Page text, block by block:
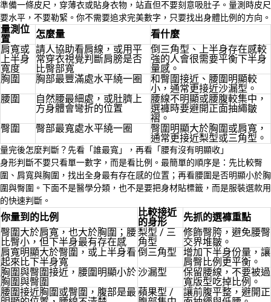
準備一條皮尺，穿薄衣或貼身衣物，站直但不要刻意吸肚子。量測時皮尺
要水平，不要勒緊。你不需要追求完美數字，只要找出身體比例的方向。
量測位
置
怎麼量
看什麼
肩寬或
上半身
寬度
請人協助看肩線，或用平
常穿衣視覺判斷肩膀是否
比臀部寬
倒三角型、上半身存在感較
強的人會很需要平衡下半身
量感。
胸圍
胸部最豐滿處水平繞一圈
和臀圍接近、腰圍明顯較
小，通常更接近沙漏型。
腰圍
自然腰最細處，或肚臍上
方身體會彎折的位置
腰線不明顯或腰腹較集中，
選褲時要避開正面抽繩皺
褶。
臀圍
臀部最寬處水平繞一圈
臀圍明顯大於胸圍或肩寬，
通常更接近梨型或三角型。
量完後怎麼判斷？先看「誰最寬」，再看「腰有沒有明顯收」
身形判斷不要只看單一數字，而是看比例。最簡單的順序是：先比較臀
圍、肩寬與胸圍，找出全身最有存在感的位置；再看腰圍是否明顯小於胸
圍與臀圍。下面不是醫學分類，也不是要把身材貼標籤，而是服裝選款用
的快速判斷。
你量到的比例
比較接近
的身形
先抓的選褲重點
臀圍大於肩寬，也大於胸圍；腰
比臀小，但下半身最有存在感
梨型 / 三
角型
修飾臀胯，避免腰臀
交界堆皺。
肩寬明顯大於臀圍，或上半身看
起來比下半身寬
倒三角型
增加下半身份量，讓
肩臀比例更平衡。
胸圍與臀圍接近，腰圍明顯小於
胸圍與臀圍
沙漏型
保留腰線，不要被過
寬版型吃掉比例。
腰圍接近胸圍或臀圍，腹部是最 蘋果型 /
讓前腹平整，避開正